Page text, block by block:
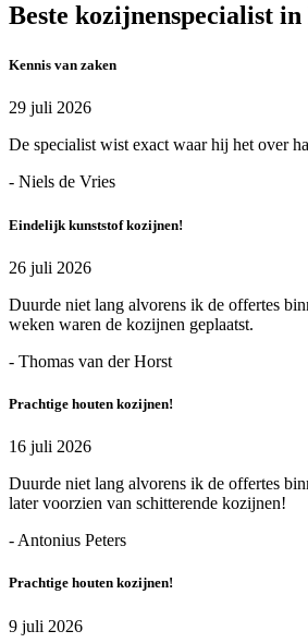
Beste kozijnenspecialist
Kennis van zaken
29 juli 2026
De specialist wist exact waar hij het over
- Niels de Vries
Eindelijk kunststof kozijnen!
26 juli 2026
Duurde niet lang alvorens ik de offertes
weken waren de kozijnen geplaatst.
- Thomas van der Horst
Prachtige houten kozijnen!
16 juli 2026
Duurde niet lang alvorens ik de offertes
later voorzien van schitterende kozijnen!
- Antonius Peters
Prachtige houten kozijnen!
9 juli 2026